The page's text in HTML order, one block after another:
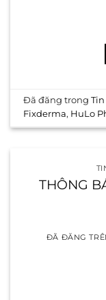
Đã đăng trong
Fixderma, HuLo
THÔNG
ĐÃ ĐĂNG